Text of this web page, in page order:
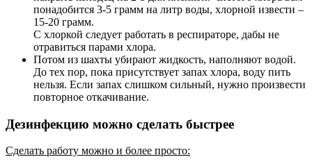
понадобится 3-5 грамм на литр воды, хлорной извести –
15-20 грамм.
С хлоркой следует работать в респираторе, дабы не
отравиться парами хлора.
Потом из шахты убирают жидкость, наполняют водой.
До тех пор, пока присутствует запах хлора, воду пить
нельзя. Если запах слишком сильный, нужно произвести
повторное откачивание.
Дезинфекцию можно сделать быстрее
Сделать работу можно и более просто: